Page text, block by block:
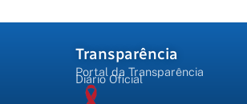
Transparência
Portal da Transparência
Diário Oficial